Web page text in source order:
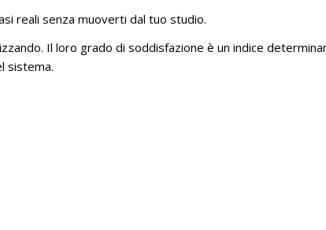
reali senza muoverti dal tuo studio.
Il loro grado di soddisfazione è un indice
sistema.